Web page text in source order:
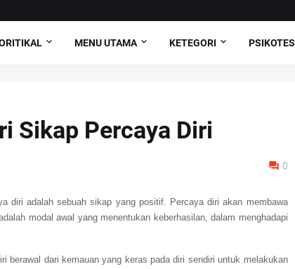
MENU UTAMA KETEGORI PSIKOTES
Sikap Percaya Diri
0
diri adalah sebuah sikap yang positif. Percaya diri akan membawa
modal awal yang menentukan keberhasilan, dalam menghadapi
berawal dari kemauan yang keras pada diri sendiri untuk melakukan